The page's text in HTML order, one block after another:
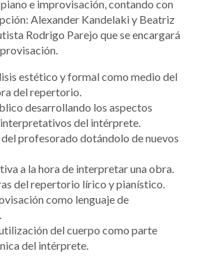
e improvisación, contando con
Alexander Kandelaki y Beatriz
Rodrigo Parejo que se encargará
estético y formal como medio del
del repertorio.
desarrollando los aspectos
del intérprete.
profesorado dotándolo de nuevos
a la hora de interpretar una obra.
del repertorio lírico y pianístico.
como lenguaje de
del cuerpo como parte
del intérprete.